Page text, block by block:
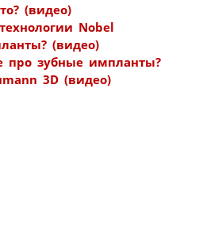
(видео)
Nobel
(видео)
про зубные импланты?
3D (видео)